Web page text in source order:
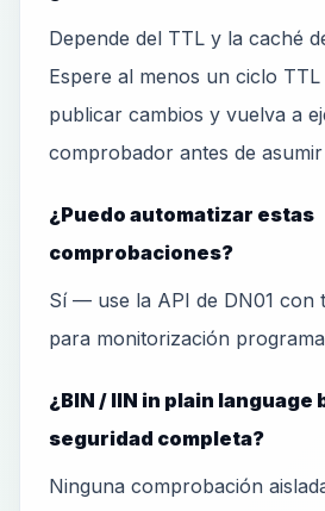
Depende del TTL y la caché
Espere al menos un ciclo
publicar cambios y vuelva a
comprobador antes de
¿Puedo automatizar estas
comprobaciones?
Sí — use la API de DN01 con
para monitorización
¿BIN / IIN in plain language
seguridad completa?
Ninguna comprobación